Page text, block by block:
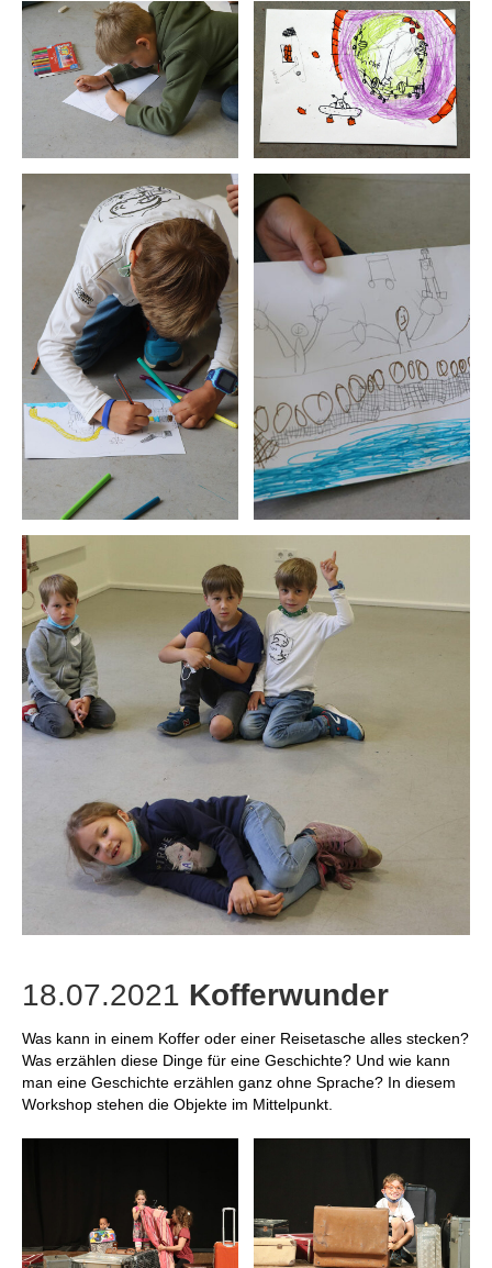
18.07.2021 Kofferwunder
Was kann in einem Koffer oder einer Reisetasche alles stecken?
Was erzählen diese Dinge für eine Geschichte? Und wie kann
man eine Geschichte erzählen ganz ohne Sprache? In diesem
Workshop stehen die Objekte im Mittelpunkt.